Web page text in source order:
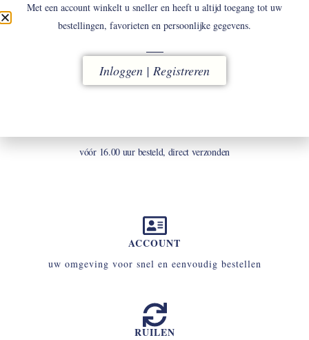
€158
vóór 16.00 uur besteld, direct verzonden
ACCOUNT
uw omgeving voor snel en eenvoudig bestellen
RUILEN
Met een account winkelt u sneller en heeft u altijd toegang tot uw
bestellingen, favorieten en persoonlijke gegevens.
Inloggen | Registreren